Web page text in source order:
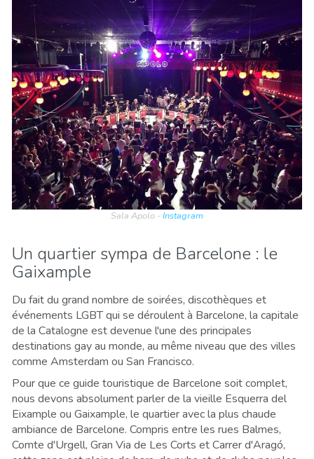
Sala Apolo -Instagram
Un quartier sympa de Barcelone : le
Gaixample
Du fait du grand nombre de soirées, discothèques et
événements LGBT qui se déroulent à Barcelone, la capitale
de la Catalogne est devenue l'une des principales
destinations gay au monde, au même niveau que des villes
comme Amsterdam ou San Francisco.
Pour que ce guide touristique de Barcelone soit complet,
nous devons absolument parler de la vieille Esquerra del
Eixample ou Gaixample, le quartier avec la plus chaude
ambiance de Barcelone. Compris entre les rues Balmes,
Comte d'Urgell, Gran Via de Les Corts et Carrer d'Aragó,